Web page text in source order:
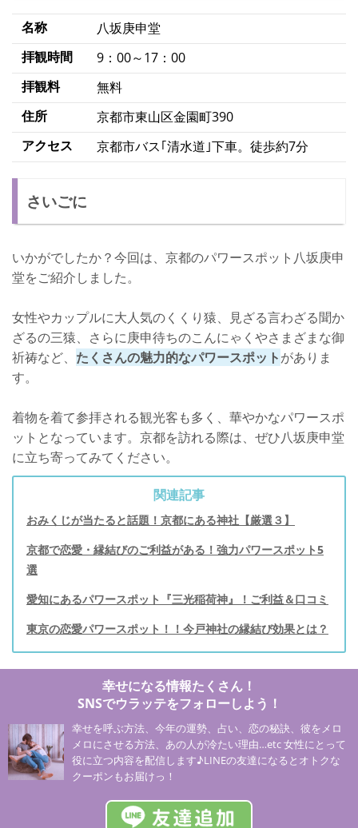
名称
八坂庚申堂
拝観時間
9：00～17：00
拝観料
無料
住所
京都市東山区金園町390
アクセス
京都市バス｢清水道｣下車。徒歩約7分
さいごに
いかがでしたか？今回は、京都のパワースポット八坂庚申
堂をご紹介しました。
女性やカップルに大人気のくくり猿、見ざる言わざる聞か
ざるの三猿、さらに庚申待ちのこんにゃくやさまざまな御
祈祷など、 たくさんの魅力的なパワースポットがありま
す。
着物を着て参拝される観光客も多く、華やかなパワースポ
ットとなっています。京都を訪れる際は、ぜひ八坂庚申堂
に立ち寄ってみてください。
関連記事
おみくじが当たると話題！京都にある神社【厳選３】
京都で恋愛・縁結びのご利益がある！強力パワースポット5
選
愛知にあるパワースポット『三光稲荷神』！ご利益＆口コミ
東京の恋愛パワースポット！！今戸神社の縁結び効果とは？
幸せになる情報たくさん！
SNSでウラッテをフォローしよう！
幸せを呼ぶ方法、今年の運勢、占い、恋の秘訣、彼をメロ
メロにさせる方法、あの人が冷たい理由…etc 女性にとって
役に立つ内容を配信します♪LINEの友達になるとオトクな
クーポンもお届けっ！